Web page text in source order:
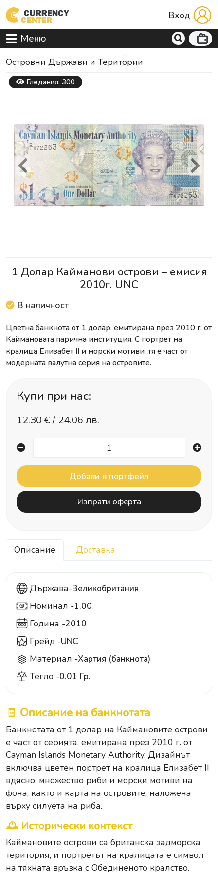
Вход
Меню
Островни Държави и Територии
Гледания: 300
Previous Next
1 Долар Кайманови острови – емисия
2010г. UNC
В наличност
Цветна банкнота от 1 долар, емитирана през 2010 г. от
Каймановата парична институция. С портрет на
кралица Елизабет II и морски мотиви, тя е част от
модерната валутна серия на островите.
Купи при нас:
12.30 € / 24.06 лв.
Изпрати оферта
Описание Доставка
Държава-Великобритания
1 Номинал -1.00
Година -2010
Грейд -UNC
Материал -Хартия (банкнота)
Тегло -0.01 Гр.
🧾 Описание на банкнотата
Банкнотата от 1 долар на Каймановите острови
е част от серията, емитирана през 2010 г. от
Cayman Islands Monetary Authority. Дизайнът
включва цветен портрет на кралица Елизабет II
вдясно, множество риби и морски мотиви на
фона, както и карта на островите, наложена
върху силуета на риба.
🕰 Исторически контекст
Каймановите острови са британска задморска
територия, и портретът на кралицата е символ
на тяхната връзка с Обединеното кралство.